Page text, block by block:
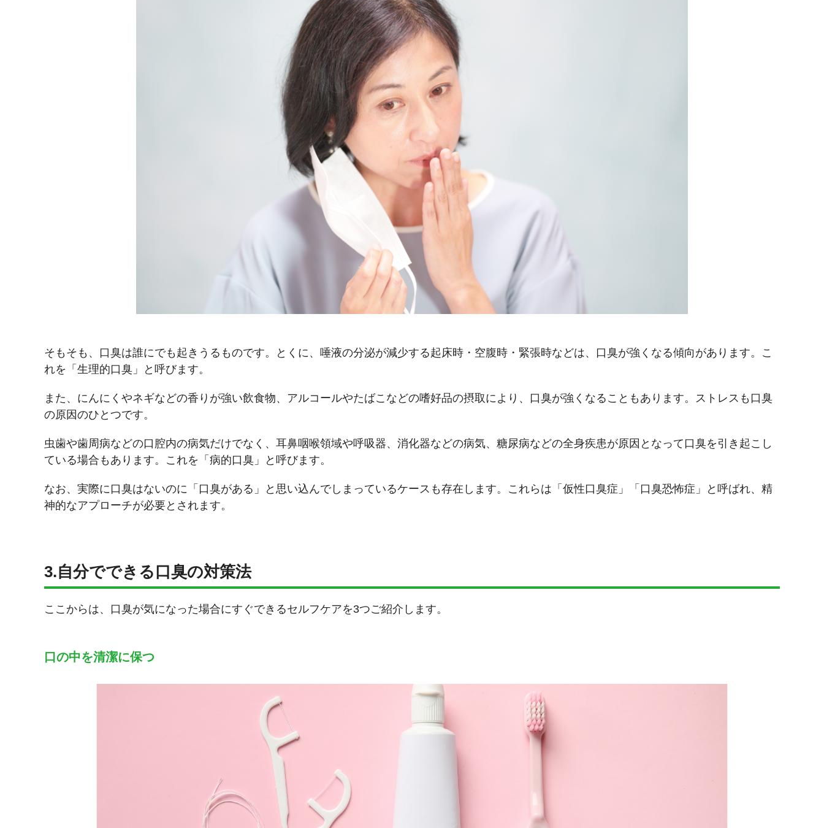
そもそも、口臭は誰にでも起きうるものです。とくに、唾液の分泌が減少する起床時・空腹時・緊張時などは、口臭が強くなる傾向があります。こ
れを「生理的口臭」と呼びます。
また、にんにくやネギなどの香りが強い飲食物、アルコールやたばこなどの嗜好品の摂取により、口臭が強くなることもあります。ストレスも口臭
の原因のひとつです。
虫歯や歯周病などの口腔内の病気だけでなく、耳鼻咽喉領域や呼吸器、消化器などの病気、糖尿病などの全身疾患が原因となって口臭を引き起こし
ている場合もあります。これを「病的口臭」と呼びます。
なお、実際に口臭はないのに「口臭がある」と思い込んでしまっているケースも存在します。これらは「仮性口臭症」「口臭恐怖症」と呼ばれ、精
神的なアプローチが必要とされます。
3.自分でできる口臭の対策法
ここからは、口臭が気になった場合にすぐできるセルフケアを3つご紹介します。
口の中を清潔に保つ